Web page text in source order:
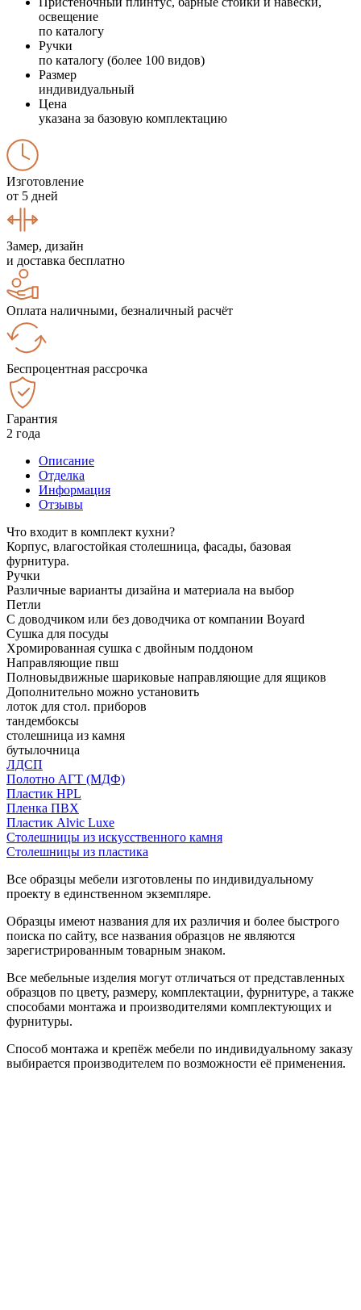
освещение
по каталогу
Ручки
по каталогу (более 100 видов)
Размер
индивидуальный
Цена
указана за базовую комплектацию
Изготовление
от 5 дней
Замер, дизайн
и доставка бесплатно
Оплата наличными, безналичный расчёт
Беспроцентная рассрочка
Гарантия
2 года
Описание
Отделка
Информация
Отзывы
Что входит в комплект кухни?
Корпус, влагостойкая столешница, фасады, базовая
фурнитура.
Ручки
Различные варианты дизайна и материала на выбор
Петли
С доводчиком или без доводчика от компании Boyard
Сушка для посуды
Хромированная сушка с двойным поддоном
Направляющие пвш
Полновыдвижные шариковые направляющие для ящиков
Дополнительно можно установить
лоток для стол. приборов
тандембоксы
столешница из камня
бутылочница
ЛДСП
Полотно АГТ (МДФ)
Пластик HPL
Пленка ПВХ
Пластик Alvic Luxe
Столешницы из искусственного камня
Столешницы из пластика
Все образцы мебели изготовлены по индивидуальному
проекту в единственном экземпляре.
Образцы имеют названия для их различия и более быстрого
поиска по сайту, все названия образцов не являются
зарегистрированным товарным знаком.
Все мебельные изделия могут отличаться от представленных
образцов по цвету, размеру, комплектации, фурнитуре, а также
способами монтажа и производителями комплектующих и
фурнитуры.
Способ монтажа и крепёж мебели по индивидуальному заказу
выбирается производителем по возможности её применения.